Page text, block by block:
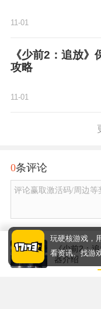
11-01
《少前2：追放》
攻略
11-01
0条评论
评论赢取激活码/周边等
《少前2：
器介绍
玩硬核游戏，
看资讯、找游